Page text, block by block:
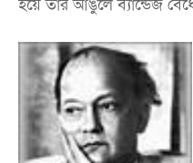
হয়ে তার আঙুলে ব্যান্ডেজ